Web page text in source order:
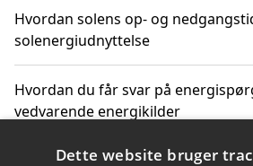
Hvordan solens op- og
solenergiudnyttelse
Hvordan du får svar på
vedvarende energikilder
Dette website bruger